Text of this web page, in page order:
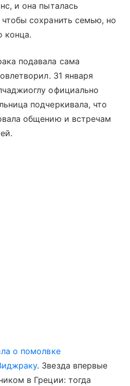
и она пыталась
сохранить семью, но
конца.
подавала сама
31 января
официально
подчеркивала, что
общению и встречам
о помолвке
. Звезда впервые
в Греции: тогда